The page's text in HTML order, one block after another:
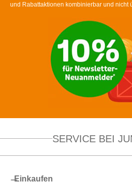
und Rabattaktionen kombinierbar und nicht
SERVICE BEI
Einkaufen